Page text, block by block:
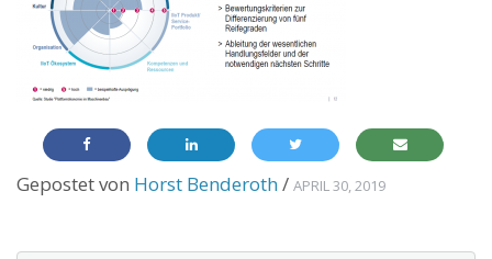
Gepostet von Horst Benderoth/ APRIL 30, 2019